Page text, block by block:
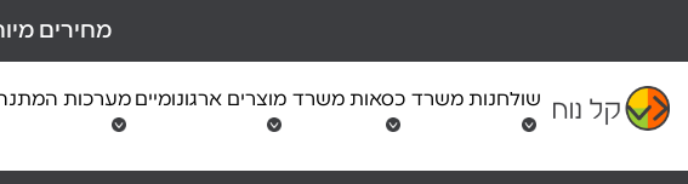
content
מחירים
שולחנות משרד כסאות משרד מוצרים ארגונומיים מערכות